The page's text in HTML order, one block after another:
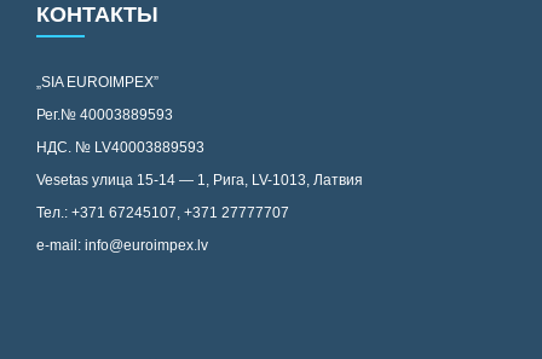
КОНТАКТЫ
„SIA EUROIMPEX”
Рег.№ 40003889593
НДС. № LV40003889593
Vesetas улица 15-14 — 1, Рига, LV-1013, Латвия
Тел.: +371 67245107, +371 27777707
e-mail: info@euroimpex.lv